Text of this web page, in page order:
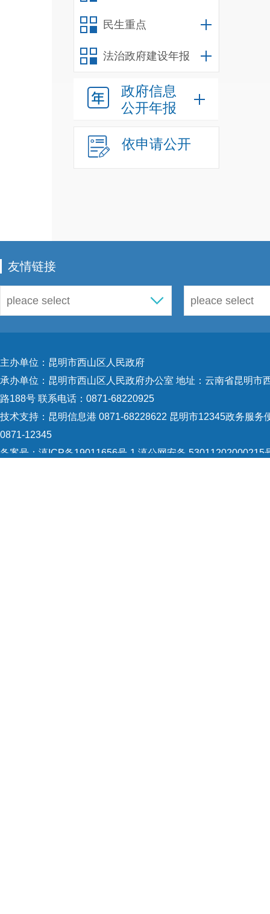
民生重点
法治政府建设年报
政府信息
公开年报
依申请公开
友情链接
主办单位：昆明市西山区人民政府
承办单位：昆明市西山区人民政府办公室 地址：云南省昆明市
路188号 联系电话：0871-68220925
技术支持： 昆明信息港 0871-68228622 昆明市12345政务服务
0871-12345
备案号： 滇ICP备19011656号-1 滇公网安备 53011202000215